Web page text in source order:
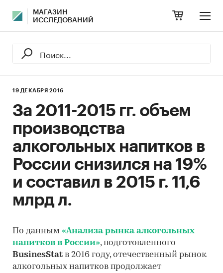
МАГАЗИН
ИССЛЕДОВАНИЙ
19 ДЕКАБРЯ 2016
За 2011-2015 гг. объем
производства
алкогольных напитков в
России снизился на 19%
и составил в 2015 г. 11,6
млрд л.
По данным «Анализа рынка алкогольных
напитков в России», подготовленного
BusinesStat в 2016 году, отечественный рынок
алкогольных напитков продолжает